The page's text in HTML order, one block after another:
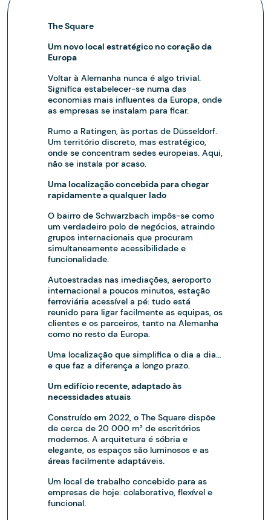
The Square
Um novo local estratégico no coração da
Europa
Voltar à Alemanha nunca é algo trivial.
Significa estabelecer-se numa das
economias mais influentes da Europa, onde
as empresas se instalam para ficar.
Rumo a Ratingen, às portas de Düsseldorf.
Um território discreto, mas estratégico,
onde se concentram sedes europeias. Aqui,
não se instala por acaso.
Uma localização concebida para chegar
rapidamente a qualquer lado
O bairro de Schwarzbach impôs-se como
um verdadeiro polo de negócios, atraindo
grupos internacionais que procuram
simultaneamente acessibilidade e
funcionalidade.
Autoestradas nas imediações, aeroporto
internacional a poucos minutos, estação
ferroviária acessível a pé: tudo está
reunido para ligar facilmente as equipas, os
clientes e os parceiros, tanto na Alemanha
como no resto da Europa.
Uma localização que simplifica o dia a dia…
e que faz a diferença a longo prazo.
Um edifício recente, adaptado às
necessidades atuais
Construído em 2022, o The Square dispõe
de cerca de 20 000 m² de escritórios
modernos. A arquitetura é sóbria e
elegante, os espaços são luminosos e as
áreas facilmente adaptáveis.
Um local de trabalho concebido para as
empresas de hoje: colaborativo, flexível e
funcional.